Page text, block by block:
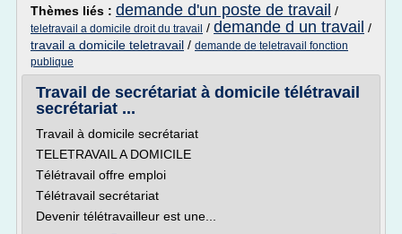
Thèmes liés : demande d'un poste de travail /
teletravail a domicile droit du travail / demande d un travail /
travail a domicile teletravail / demande de teletravail fonction
publique
Travail de secrétariat à domicile télétravail
secrétariat ...
Travail à domicile secrétariat
TELETRAVAIL A DOMICILE
Télétravail offre emploi
Télétravail secrétariat
Devenir télétravailleur est une...